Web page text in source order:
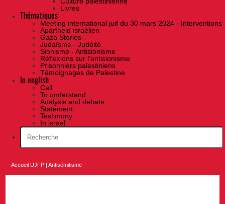
Livres
Thématiques
Meeting international juif du 30 mars 2024 - Interventions
Apartheid israélien
Gaza Stories
Judaïsme - Judéité
Sionisme - Antisionisme
Réflexions sur l’antisionisme
Prisonniers palestiniens
Témoignages de Palestine
In english
Call
To understand
Analysis and debate
Statement
Testimony
In israel
Accueil UJFP |Antisémitisme